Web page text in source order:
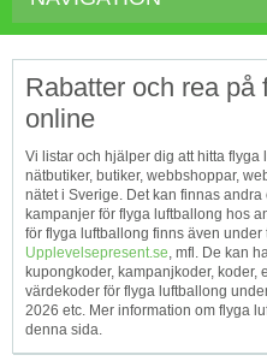
Rabatter och rea på
online
Vi listar och hjälper dig att hitta
nätbutiker, butiker, webbshoppar,
nätet i Sverige. Det kan finnas
kampanjer för flyga luftballong hos
för flyga luftballong finns även under
Upplevelsepresent.se, mfl. De kan
kupongkoder, kampanjkoder,
värdekoder för flyga luftballong
2026 etc. Mer information om flyga
denna sida.